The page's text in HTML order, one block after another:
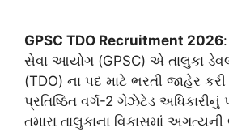
GPSC TDO Recruitment 2026
સેવા આયોગ (GPSC) એ તાલુકા
(TDO) ના પદ માટે ભરતી જાહેર
પ્રતિષ્ઠિત વર્ગ-2 ગેઝેટેડ
તમારા તાલુકાના વિકાસમાં